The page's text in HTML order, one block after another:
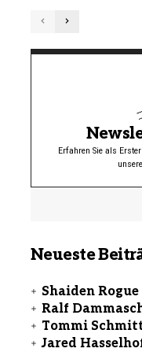
Erfahren Sie als
Neueste
Shaiden
Ralf
Tommi
Jared